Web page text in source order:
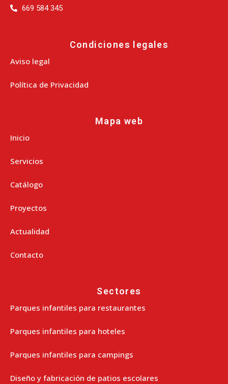
669 584 345
Condiciones legales
Aviso legal
Política de Privacidad
Mapa web
Inicio
Servicios
Catálogo
Proyectos
Actualidad
Contacto
Sectores
Parques infantiles para restaurantes
Parques infantiles para hoteles
Parques infantiles para campings
Diseño y fabricación de patios escolares